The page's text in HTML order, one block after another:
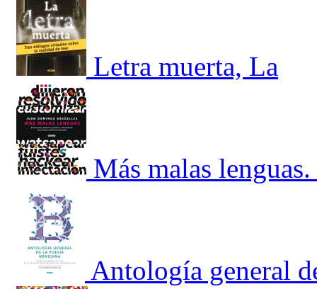
Letra muerta, La
Más malas
Antología general